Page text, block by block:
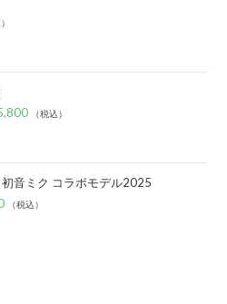
（税込）
音ミク コラボモデル2025
（税込）